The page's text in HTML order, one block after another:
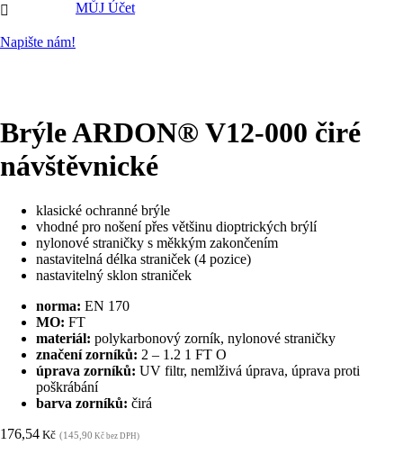

Napište nám!
MŮJ Účet
Brýle ARDON® V12-000 čiré
návštěvnické
klasické ochranné brýle
vhodné pro nošení přes většinu dioptrických brýlí
nylonové straničky s měkkým zakončením
nastavitelná délka straniček (4 pozice)
nastavitelný sklon straniček
norma: EN 170
MO: FT
materiál: polykarbonový zorník, nylonové straničky
značení zorníků: 2 – 1.2 1 FT O
úprava zorníků: UV filtr, nemlživá úprava, úprava proti
poškrábání
barva zorníků: čirá
176,54 Kč (145,90 Kč bez DPH)